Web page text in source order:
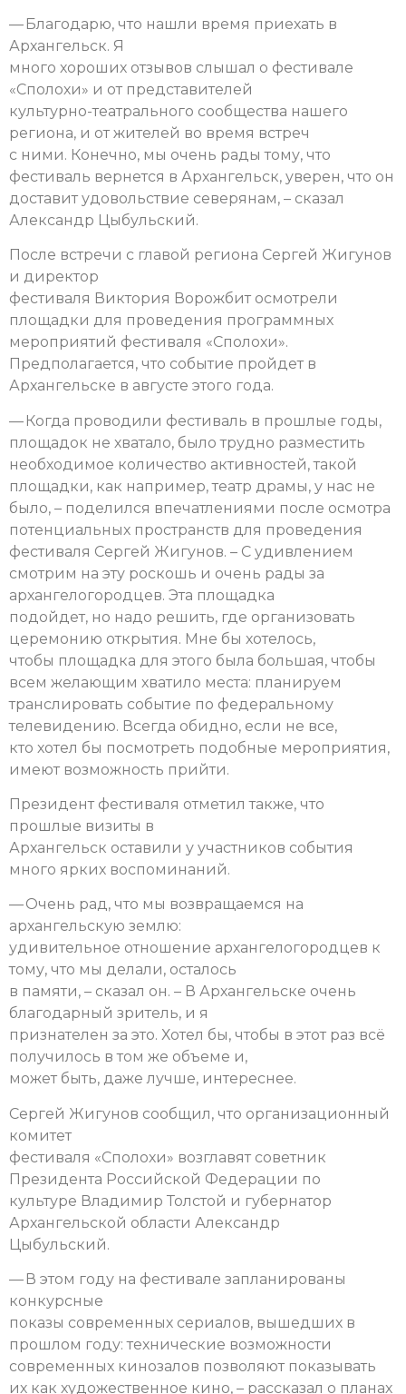
— Благодарю, что нашли время приехать в
Архангельск. Я
много хороших отзывов слышал о фестивале
«Сполохи» и от представителей
культурно-театрального сообщества нашего
региона, и от жителей во время встреч
с ними. Конечно, мы очень рады тому, что
фестиваль вернется в Архангельск, уверен, что он
доставит удовольствие северянам, – сказал
Александр Цыбульский.
После встречи с главой региона Сергей Жигунов
и директор
фестиваля Виктория Ворожбит осмотрели
площадки для проведения программных
мероприятий фестиваля «Сполохи».
Предполагается, что событие пройдет в
Архангельске в августе этого года.
— Когда проводили фестиваль в прошлые годы,
площадок не хватало, было трудно разместить
необходимое количество активностей, такой
площадки, как например, театр драмы, у нас не
было, – поделился впечатлениями после осмотра
потенциальных пространств для проведения
фестиваля Сергей Жигунов. – С удивлением
смотрим на эту роскошь и очень рады за
архангелогородцев. Эта площадка
подойдет, но надо решить, где организовать
церемонию открытия. Мне бы хотелось,
чтобы площадка для этого была большая, чтобы
всем желающим хватило места: планируем
транслировать событие по федеральному
телевидению. Всегда обидно, если не все,
кто хотел бы посмотреть подобные мероприятия,
имеют возможность прийти.
Президент фестиваля отметил также, что
прошлые визиты в
Архангельск оставили у участников события
много ярких воспоминаний.
— Очень рад, что мы возвращаемся на
архангельскую землю:
удивительное отношение архангелогородцев к
тому, что мы делали, осталось
в памяти, – сказал он. – В Архангельске очень
благодарный зритель, и я
признателен за это. Хотел бы, чтобы в этот раз всё
получилось в том же объеме и,
может быть, даже лучше, интереснее.
Сергей Жигунов сообщил, что организационный
комитет
фестиваля «Сполохи» возглавят советник
Президента Российской Федерации по
культуре Владимир Толстой и губернатор
Архангельской области Александр
Цыбульский.
— В этом году на фестивале запланированы
конкурсные
показы современных сериалов, вышедших в
прошлом году: технические возможности
современных кинозалов позволяют показывать
их как художественное кино, – рассказал о планах